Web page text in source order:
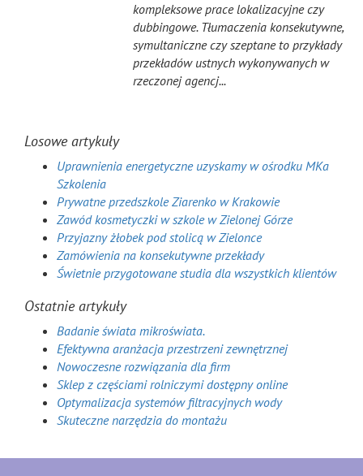
kompleksowe prace lokalizacyjne czy
dubbingowe. Tłumaczenia konsekutywne,
symultaniczne czy szeptane to przykłady
przekładów ustnych wykonywanych w
rzeczonej agencj...
Losowe artykuły
Uprawnienia energetyczne uzyskamy w ośrodku MKa
Szkolenia
Prywatne przedszkole Ziarenko w Krakowie
Zawód kosmetyczki w szkole w Zielonej Górze
Przyjazny żłobek pod stolicą w Zielonce
Zamówienia na konsekutywne przekłady
Świetnie przygotowane studia dla wszystkich klientów
Ostatnie artykuły
Badanie świata mikroświata.
Efektywna aranżacja przestrzeni zewnętrznej
Nowoczesne rozwiązania dla firm
Sklep z częściami rolniczymi dostępny online
Optymalizacja systemów filtracyjnych wody
Skuteczne narzędzia do montażu